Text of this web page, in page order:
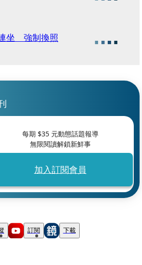
坐 強制換照
每期 $35元動態話題報導
無限閱讀解鎖新鮮事
加入訂閱會員
訂閱 下載